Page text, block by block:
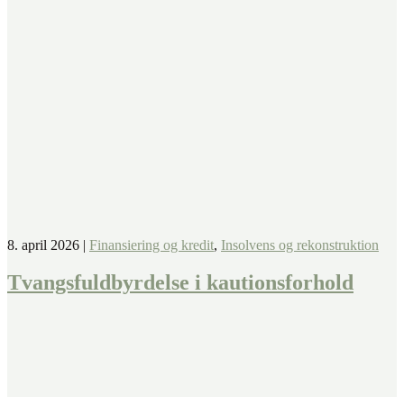
8. april 2026 | Finansiering og kredit, Insolvens og rekonstruktion
Tvangsfuldbyrdelse i kautionsforhold